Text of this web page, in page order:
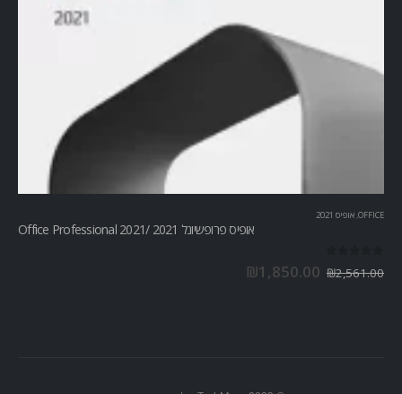
OFFICE
, אופיס 2021
אופיס פרופשיונל 2021 /Office Professional 2021
₪2,561.00
₪1,850.00